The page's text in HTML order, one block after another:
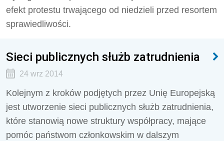
efekt protestu trwającego od niedzieli przed resortem
sprawiedliwości.
Sieci publicznych służb zatrudnienia
24 wrz 2014
Kolejnym z kroków podjętych przez Unię Europejską
jest utworzenie sieci publicznych służb zatrudnienia,
które stanowią nowe struktury współpracy, mające
pomóc państwom członkowskim w dalszym